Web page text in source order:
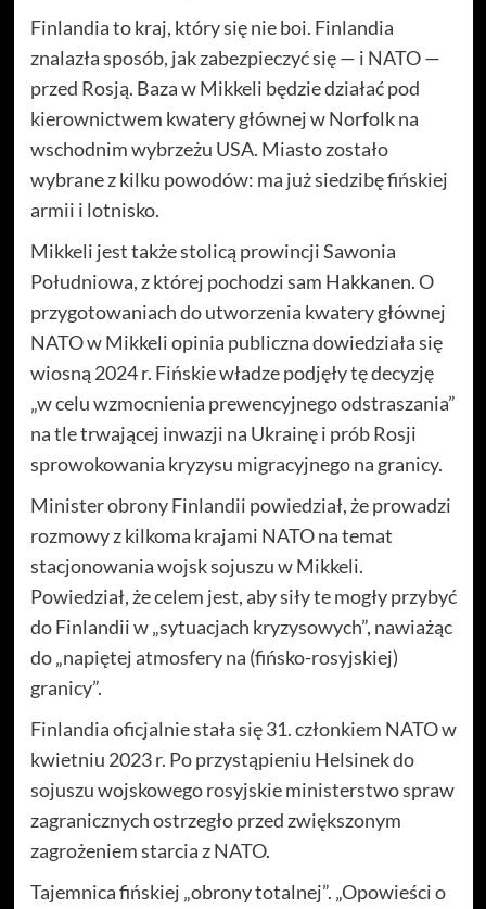
Finlandia to kraj, który się nie boi. Finlandia
znalazła sposób, jak zabezpieczyć się — i NATO —
przed Rosją. Baza w Mikkeli będzie działać pod
kierownictwem kwatery głównej w Norfolk na
wschodnim wybrzeżu USA. Miasto zostało
wybrane z kilku powodów: ma już siedzibę fińskiej
armii i lotnisko.
Mikkeli jest także stolicą prowincji Sawonia
Południowa, z której pochodzi sam Hakkanen. O
przygotowaniach do utworzenia kwatery głównej
NATO w Mikkeli opinia publiczna dowiedziała się
wiosną 2024 r. Fińskie władze podjęły tę decyzję
„w celu wzmocnienia prewencyjnego odstraszania”
na tle trwającej inwazji na Ukrainę i prób Rosji
sprowokowania kryzysu migracyjnego na granicy.
Minister obrony Finlandii powiedział, że prowadzi
rozmowy z kilkoma krajami NATO na temat
stacjonowania wojsk sojuszu w Mikkeli.
Powiedział, że celem jest, aby siły te mogły przybyć
do Finlandii w „sytuacjach kryzysowych”, nawiażąc
do „napiętej atmosfery na (fińsko-rosyjskiej)
granicy”.
Finlandia oficjalnie stała się 31. członkiem NATO w
kwietniu 2023 r. Po przystąpieniu Helsinek do
sojuszu wojskowego rosyjskie ministerstwo spraw
zagranicznych ostrzegło przed zwiększonym
zagrożeniem starcia z NATO.
Tajemnica fińskiej „obrony totalnej”. „Opowieści o